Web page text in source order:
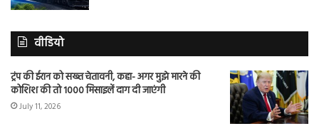
वीडियो
ट्रंप की ईरान को सख्त चेतावनी, कहा- अगर मुझे मारने की
कोशिश की तो 1000 मिसाइलें दाग दी जाएंगी
July 11, 2026